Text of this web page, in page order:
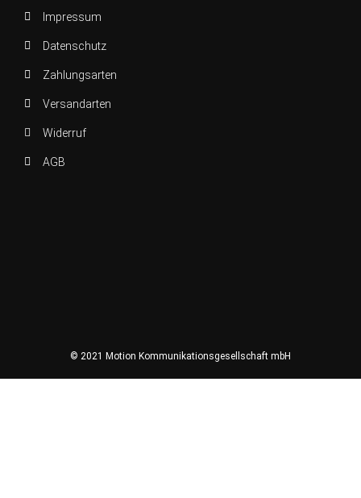
Impressum
Datenschutz
Zahlungsarten
Versandarten
Widerruf
AGB
© 2021 Motion Kommunikationsgesellschaft mbH